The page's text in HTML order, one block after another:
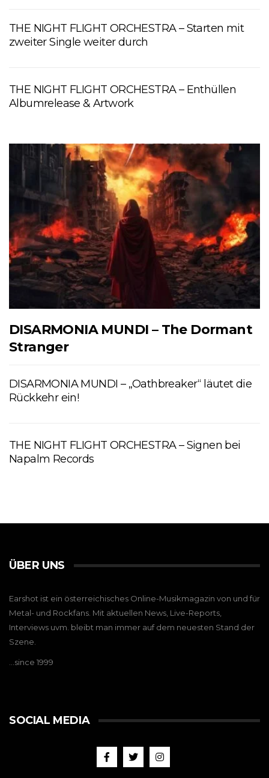
THE NIGHT FLIGHT ORCHESTRA – Starten mit
zweiter Single weiter durch
THE NIGHT FLIGHT ORCHESTRA – Enthüllen
Albumrelease & Artwork
DISARMONIA MUNDI – The Dormant
Stranger
DISARMONIA MUNDI – „Oathbreaker“ läutet die
Rückkehr ein!
THE NIGHT FLIGHT ORCHESTRA – Signen bei
Napalm Records
ÜBER UNS
Earshot ist ein österreichisches Online-Musikmagazin von und für
Metal- und Rockfans. Mit aktuellen News, Live-Reports,
Interviews uvm. bleibt man immer auf dem neuesten Stand der
Szene.
…since 1999
SOCIAL MEDIA